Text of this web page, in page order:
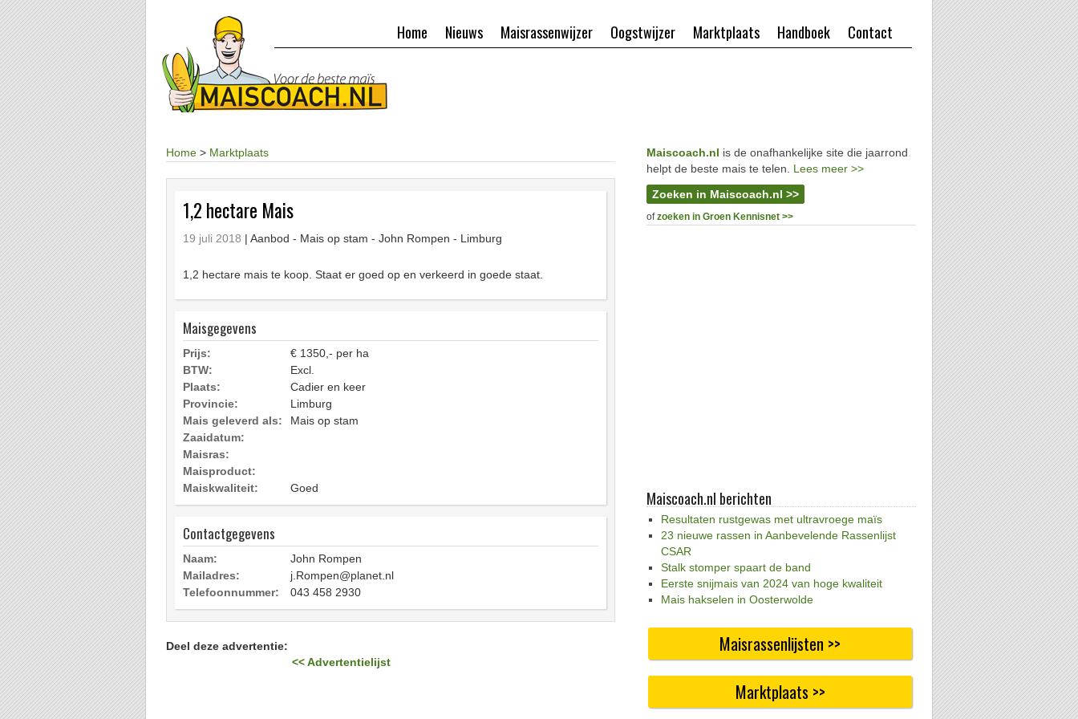
Contact
Handboek
Marktplaats
Oogstwijzer
Maisrassenwijzer
Nieuws
Home
Home > Marktplaats
1,2 hectare Mais
19 juli 2018 | Aanbod - Mais op stam - John Rompen - Limburg
1,2 hectare mais te koop. Staat er goed op en verkeerd in goede staat.
Maisgegevens
Prijs:
€ 1350,- per ha
BTW:
Excl.
Plaats:
Cadier en keer
Provincie:
Limburg
Mais geleverd als:
Mais op stam
Zaaidatum:
Maisras:
Maisproduct:
Maiskwaliteit:
Goed
Contactgegevens
Naam:
John Rompen
Mailadres:
j.Rompen@planet.nl
Telefoonnummer:
043 458 2930
Deel deze advertentie:
<< Advertentielijst
Maiscoach.nl is de onafhankelijke site die jaarrond
helpt de beste mais te telen. Lees meer >>
Zoeken in Maiscoach.nl >>
ofzoeken in Groen Kennisnet >>
Maiscoach.nl berichten
Resultaten rustgewas met ultravroege maïs
23 nieuwe rassen in Aanbevelende Rassenlijst
CSAR
Stalk stomper spaart de band
Eerste snijmais van 2024 van hoge kwaliteit
Mais hakselen in Oosterwolde
Maisrassenlijsten >>
Marktplaats >>